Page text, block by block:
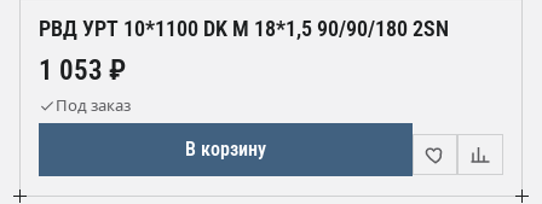
РВД УРТ 10*1100 DK М 18*1,5 90/90/180 2SN
1 053 ₽
Под заказ
В корзину